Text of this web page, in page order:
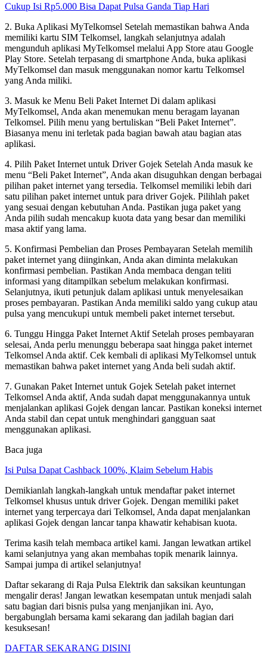
Cukup Isi Rp5.000 Bisa Dapat Pulsa Ganda Tiap Hari
2. Buka Aplikasi MyTelkomsel Setelah memastikan bahwa Anda
memiliki kartu SIM Telkomsel, langkah selanjutnya adalah
mengunduh aplikasi MyTelkomsel melalui App Store atau Google
Play Store. Setelah terpasang di smartphone Anda, buka aplikasi
MyTelkomsel dan masuk menggunakan nomor kartu Telkomsel
yang Anda miliki.
3. Masuk ke Menu Beli Paket Internet Di dalam aplikasi
MyTelkomsel, Anda akan menemukan menu beragam layanan
Telkomsel. Pilih menu yang bertuliskan “Beli Paket Internet”.
Biasanya menu ini terletak pada bagian bawah atau bagian atas
aplikasi.
4. Pilih Paket Internet untuk Driver Gojek Setelah Anda masuk ke
menu “Beli Paket Internet”, Anda akan disuguhkan dengan berbagai
pilihan paket internet yang tersedia. Telkomsel memiliki lebih dari
satu pilihan paket internet untuk para driver Gojek. Pilihlah paket
yang sesuai dengan kebutuhan Anda. Pastikan juga paket yang
Anda pilih sudah mencakup kuota data yang besar dan memiliki
masa aktif yang lama.
5. Konfirmasi Pembelian dan Proses Pembayaran Setelah memilih
paket internet yang diinginkan, Anda akan diminta melakukan
konfirmasi pembelian. Pastikan Anda membaca dengan teliti
informasi yang ditampilkan sebelum melakukan konfirmasi.
Selanjutnya, ikuti petunjuk dalam aplikasi untuk menyelesaikan
proses pembayaran. Pastikan Anda memiliki saldo yang cukup atau
pulsa yang mencukupi untuk membeli paket internet tersebut.
6. Tunggu Hingga Paket Internet Aktif Setelah proses pembayaran
selesai, Anda perlu menunggu beberapa saat hingga paket internet
Telkomsel Anda aktif. Cek kembali di aplikasi MyTelkomsel untuk
memastikan bahwa paket internet yang Anda beli sudah aktif.
7. Gunakan Paket Internet untuk Gojek Setelah paket internet
Telkomsel Anda aktif, Anda sudah dapat menggunakannya untuk
menjalankan aplikasi Gojek dengan lancar. Pastikan koneksi internet
Anda stabil dan cepat untuk menghindari gangguan saat
menggunakan aplikasi.
Baca juga
Isi Pulsa Dapat Cashback 100%, Klaim Sebelum Habis
Demikianlah langkah-langkah untuk mendaftar paket internet
Telkomsel khusus untuk driver Gojek. Dengan memiliki paket
internet yang terpercaya dari Telkomsel, Anda dapat menjalankan
aplikasi Gojek dengan lancar tanpa khawatir kehabisan kuota.
Terima kasih telah membaca artikel kami. Jangan lewatkan artikel
kami selanjutnya yang akan membahas topik menarik lainnya.
Sampai jumpa di artikel selanjutnya!
Daftar sekarang di Raja Pulsa Elektrik dan saksikan keuntungan
mengalir deras! Jangan lewatkan kesempatan untuk menjadi salah
satu bagian dari bisnis pulsa yang menjanjikan ini. Ayo,
bergabunglah bersama kami sekarang dan jadilah bagian dari
kesuksesan!
DAFTAR SEKARANG DISINI